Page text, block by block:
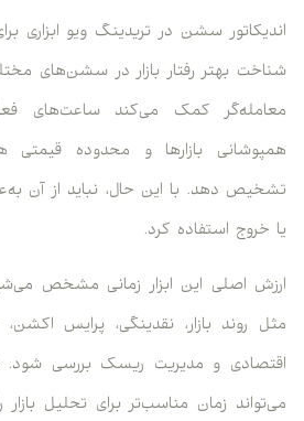
اندیکاتور سشن در تریدینگ ویو ابزاری
شناخت بهتر رفتار بازار در سشن‌های
معامله‌گر کمک می‌کند ساعت‌های
همپوشانی بازارها و محدوده
تشخیص دهد. با این حال، نباید از آن
یا خروج استفاده کرد.
ارزش اصلی این ابزار زمانی مشخص
مثل روند بازار، نقدینگی، پرایس
اقتصادی و مدیریت ریسک بررسی شود.
می‌تواند زمان مناسب‌تر برای تحلیل